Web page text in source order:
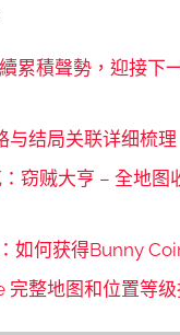
累積聲勢，迎接下
与结局关联详细梳理
窃贼大亨 – 全地图
如何获得Bunny
完整地图和位置等